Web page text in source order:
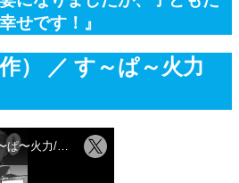
せです！』
）
／ す～ぱ～火力